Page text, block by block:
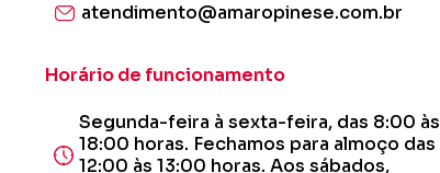
atendimento@amaropinese.com.br
Horário de funcionamento
Segunda-feira à sexta-feira, das 8:00 às
18:00 horas. Fechamos para almoço das
12:00 às 13:00 horas. Aos sábados,